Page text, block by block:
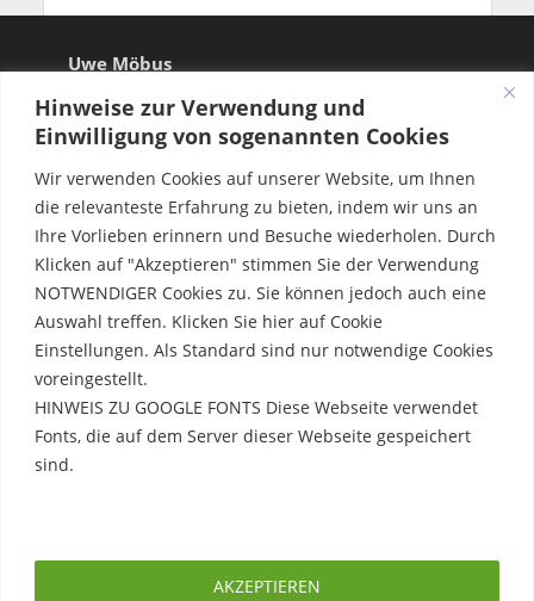
Hinweise zur Verwendung und
Einwilligung von sogenannten Cookies
Wir verwenden Cookies auf unserer Website, um Ihnen
die relevanteste Erfahrung zu bieten, indem wir uns an
Ihre Vorlieben erinnern und Besuche wiederholen. Durch
Klicken auf "Akzeptieren" stimmen Sie der Verwendung
NOTWENDIGER Cookies zu. Sie können jedoch auch eine
Auswahl treffen. Klicken Sie hier auf Cookie
Einstellungen. Als Standard sind nur notwendige Cookies
voreingestellt.
HINWEIS ZU GOOGLE FONTS Diese Webseite verwendet
Fonts, die auf dem Server dieser Webseite gespeichert
sind.
AKZEPTIEREN
Uwe Möbus
Impressum
Datenschutzerklärung